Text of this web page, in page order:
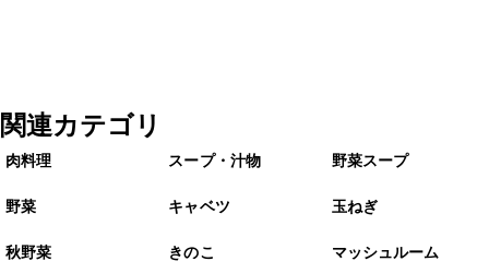
関連カテゴリ
肉料理 スープ・汁物 野菜スープ
野菜 キャベツ 玉ねぎ
秋野菜 きのこ マッシュルーム